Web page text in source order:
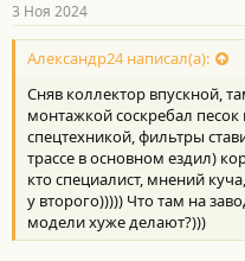
н
о
с
и
:
3 Ноя 2024
Александр24 написал(а):
Сняв коллектор впускной,
монтажкой соскребал
спецтехникой, фильтры
трассе в основном ездил)
кто специалист, мнений
у второго))))) Что там на
модели хуже делают?)))